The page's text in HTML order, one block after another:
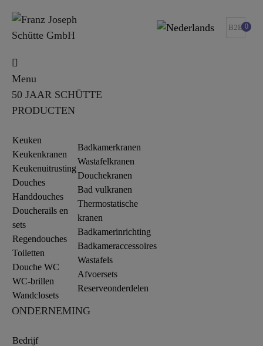
B2B 0
Menu
50 JAAR SCHÜTTE
PRODUCTEN
Keuken
Keukenkranen
Keukenuitrusting
Douches
Handdouches
Doucherails en
sets
Regendouches
Toiletten
Douche WC
WC-brillen
Wandclosets
Badkamerkranen
Wastafelkranen
Douchekranen
Bad vulkranen
Thermostatische
kranen
Badkamerinrichting
Badkameraccessoires
Wastafels
Afvoersets
Reserveonderdelen
ONDERNEMING
Bedrijf